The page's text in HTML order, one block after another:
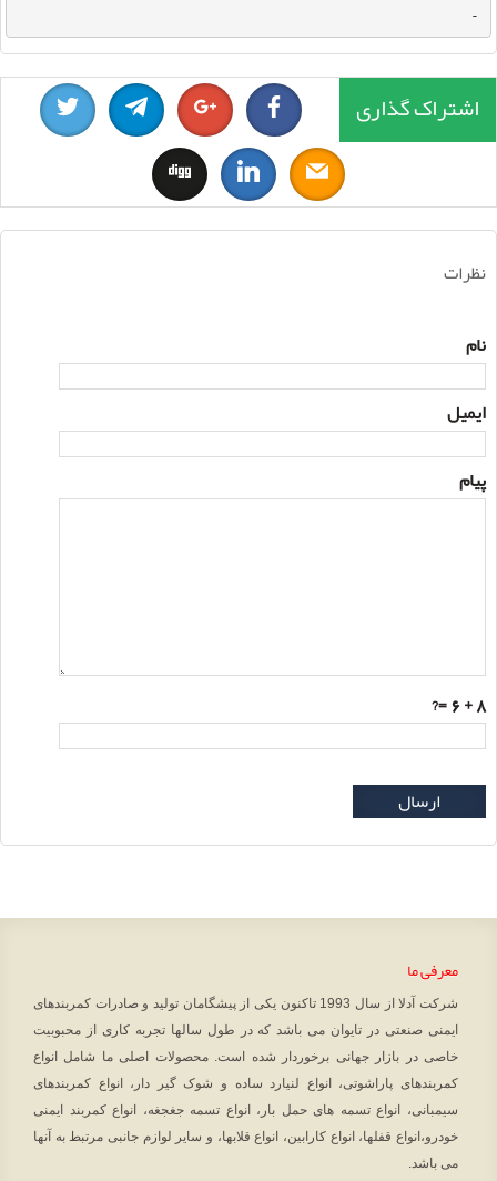
-
اشتراک گذاری
نظرات
نام
ایمیل
پیام
8 + 6
=?
ارسال
معرفی ما
شرکت آدلا از سال 1993 تاکنون یکی از پیشگامان تولید و صادرات کمربندهای
ایمنی صنعتی در تایوان می باشد که در طول سالها تجربه کاری از محبوبیت
خاصی در بازار جهانی برخوردار شده است. محصولات اصلی ما شامل انواع
کمربندهای پاراشوتی، انواع لنیارد ساده و شوک گیر دار، انواع کمربندهای
سیمبانی، انواع تسمه های حمل بار، انواع تسمه جغجغه، انواع کمربند ایمنی
خودرو،انواع قفلها، انواع کارابین، انواع قلابها، و سایر لوازم جانبی مرتبط به آنها
می باشد.